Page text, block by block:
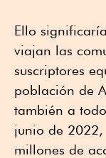
Ello
viajan las
suscriptores
población de
también a
junio de
millones de